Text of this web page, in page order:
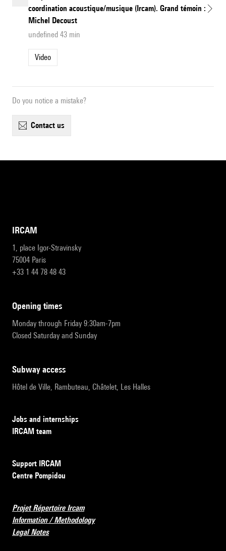
coordination acoustique/musique (Ircam). Grand témoin :
Michel Decoust
undefined 43 min
Video
Do you notice a mistake?
contact us
IRCAM
1, place Igor-Stravinsky
75004 Paris
+33 1 44 78 48 43
opening times
Monday through Friday 9:30am-7pm
Closed Saturday and Sunday
subway access
Hôtel de Ville, Rambuteau, Châtelet, Les Halles
Jobs and internships
IRCAM team
Support IRCAM
Centre Pompidou
Projet Répertoire Ircam
Information / Methodology
Legal Notes